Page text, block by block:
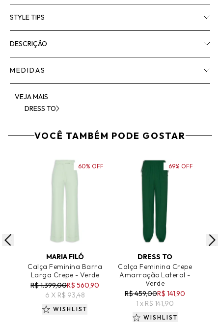
STYLE TIPS
DESCRIÇÃO
MEDIDAS
VEJA MAIS
DRESS TO
VOCÊ TAMBÉM PODE GOSTAR
ADICIONAR AO CARRINHO
MARIA FILÓ
Calça Feminina Barra
Larga Crepe - Verde
R$ 1.399,00R$ 560,90
6 X R$ 93,48
60% OFF
WISHLIST
ADICIONAR AO CARRINHO
DRESS TO
Calça Feminina Crepe
Amarração Lateral -
Verde
R$ 459,00R$ 141,90
1 x R$ 141,90
69% OFF
WISHLIST